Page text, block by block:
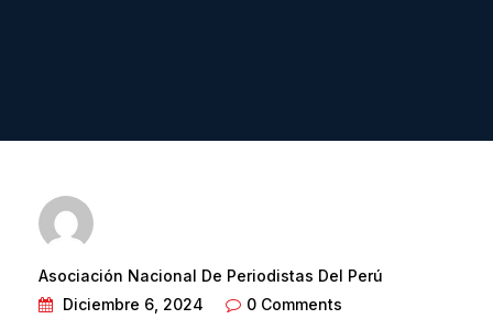
Asociación Nacional De Periodistas Del Perú
Diciembre 6, 2024
0 Comments